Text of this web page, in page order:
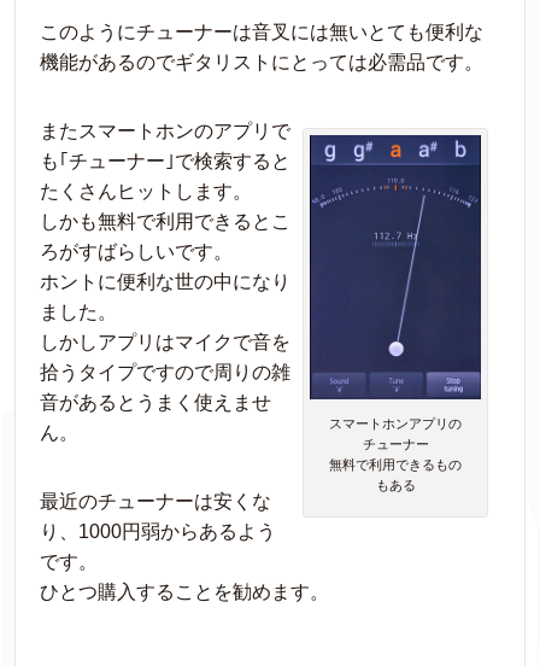
このようにチューナーは音叉には無いとても便利な
機能があるのでギタリストにとっては必需品です。
スマートホンアプリの
チューナー
無料で利用できるもの
もある
またスマートホンのアプリで
も｢チューナー｣で検索すると
たくさんヒットします。
しかも無料で利用できるとこ
ろがすばらしいです。
ホントに便利な世の中になり
ました。
しかしアプリはマイクで音を
拾うタイプですので周りの雑
音があるとうまく使えませ
ん。
最近のチューナーは安くな
り、1000円弱からあるよう
です。
ひとつ購入することを勧めます。